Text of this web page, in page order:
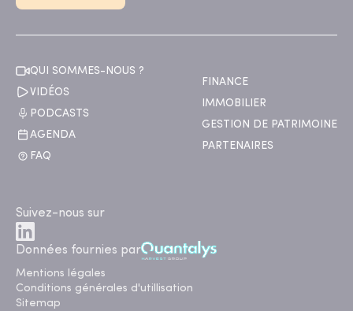
QUI SOMMES-NOUS ?
VIDÉOS
PODCASTS
AGENDA
FAQ
FINANCE
IMMOBILIER
GESTION DE PATRIMOINE
PARTENAIRES
Suivez-nous sur
Données fournies par
Mentions légales
Conditions générales d'utillisation
Sitemap